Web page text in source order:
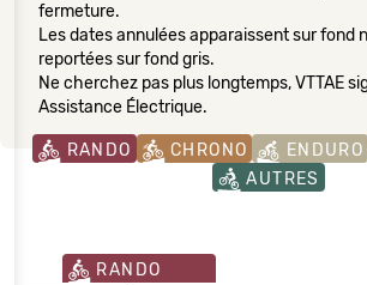
fermeture.
Les dates annulées apparaissent sur fond
reportées sur fond gris.
Ne cherchez pas plus longtemps, VTTAE
Assistance Électrique.
RANDO CHRONO ENDURO
AUTRES
RANDO